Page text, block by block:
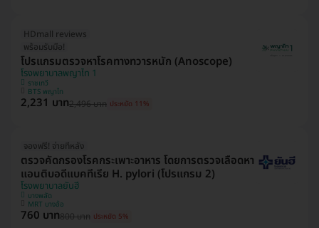
HDmall reviews
พร้อมรับมือ!
โปรแกรมตรวจหาโรคทางทวารหนัก (Anoscope)
โรงพยาบาลพญาไท 1
ราชเทวี
BTS พญาไท
2,231 บาท2,496 บาท ประหยัด 11%
จองฟรี! จ่ายทีหลัง
ตรวจคัดกรองโรคกระเพาะอาหาร โดยการตรวจเลือดหา
แอนติบอดีแบคทีเรีย H. pylori (โปรแกรม 2)
โรงพยาบาลยันฮี
บางพลัด
MRT บางอ้อ
760 บาท800 บาท ประหยัด 5%